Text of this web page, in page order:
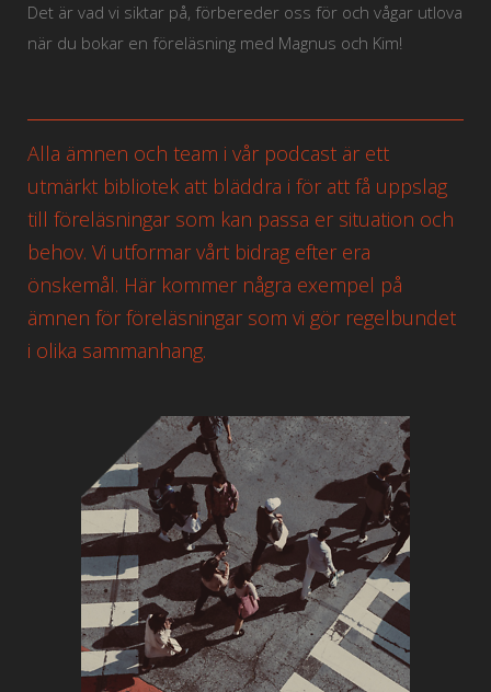
Det är vad vi siktar på, förbereder oss för och vågar utlova
när du bokar en föreläsning med Magnus och Kim!
Alla ämnen och team i vår podcast är ett
utmärkt bibliotek att bläddra i för att få uppslag
till föreläsningar som kan passa er situation och
behov. Vi utformar vårt bidrag efter era
önskemål. Här kommer några exempel på
ämnen för föreläsningar som vi gör regelbundet
i olika sammanhang.